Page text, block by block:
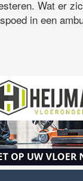
Wat er
in een